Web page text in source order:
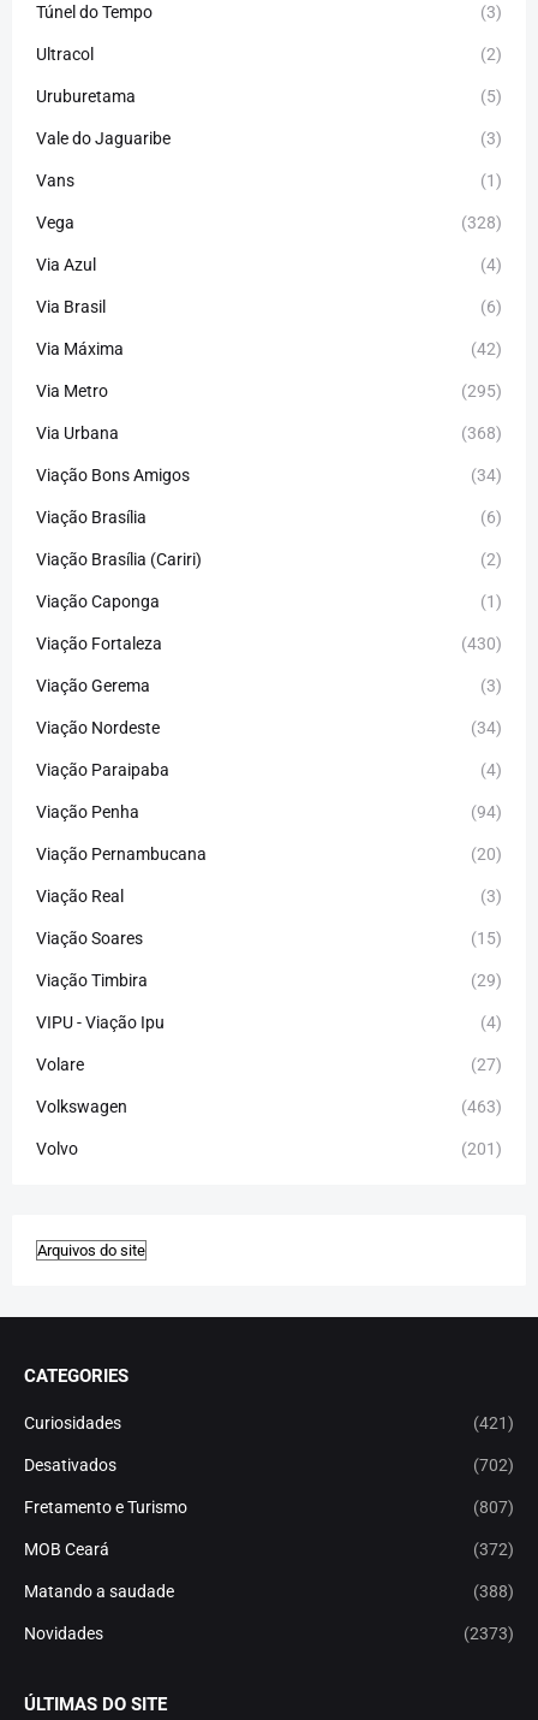
Túnel do Tempo (3)
Ultracol (2)
Uruburetama (5)
Vale do Jaguaribe (3)
Vans (1)
Vega (328)
Via Azul (4)
Via Brasil (6)
Via Máxima (42)
Via Metro (295)
Via Urbana (368)
Viação Bons Amigos (34)
Viação Brasília (6)
Viação Brasília (Cariri) (2)
Viação Caponga (1)
Viação Fortaleza (430)
Viação Gerema (3)
Viação Nordeste (34)
Viação Paraipaba (4)
Viação Penha (94)
Viação Pernambucana (20)
Viação Real (3)
Viação Soares (15)
Viação Timbira (29)
VIPU - Viação Ipu (4)
Volare (27)
Volkswagen (463)
Volvo (201)
CATEGORIES
Curiosidades (421)
Desativados (702)
Fretamento e Turismo (807)
MOB Ceará (372)
Matando a saudade (388)
Novidades (2373)
ÚLTIMAS DO SITE